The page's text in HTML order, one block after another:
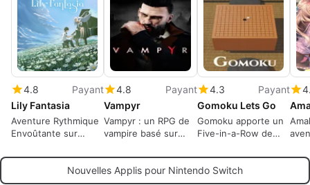
4.8
Payant
Lily Fantasia
Aventure Rythmique
Envoûtante sur
4.8
Payant
Vampyr
Vampyr : un RPG de
vampire basé sur
Londres en 1918
4.3
Payant
Gomoku Lets Go
Gomoku apporte un
Five-in-a-Row de
Switch
Nouvelles Applis pour Nintendo Switch